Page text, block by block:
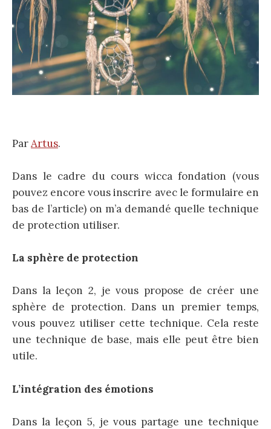
ParArtus.
Dans le cadre du cours wicca fondation (vous
pouvez encore vous inscrire avec le formulaire en
bas de l’article) on m’a demandé quelle technique
de protection utiliser.
La sphère de protection
Dans la leçon 2, je vous propose de créer une
sphère de protection. Dans un premier temps,
vous pouvez utiliser cette technique. Cela reste
une technique de base, mais elle peut être bien
utile.
L’intégration des émotions
Dans la leçon 5, je vous partage une technique